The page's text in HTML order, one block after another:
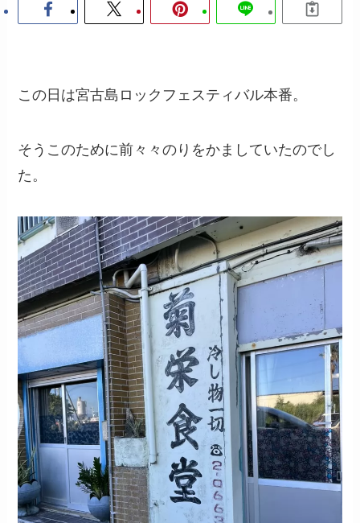
この日は宮古島ロックフェスティバル本番。
そうこのために前々々のりをかましていたのでし
た。